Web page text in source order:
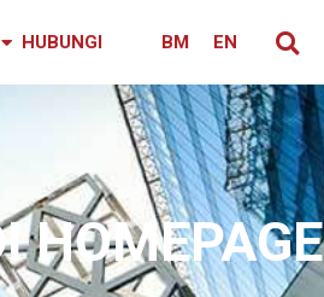
HUBUNGI BM EN
HOMEPAGE